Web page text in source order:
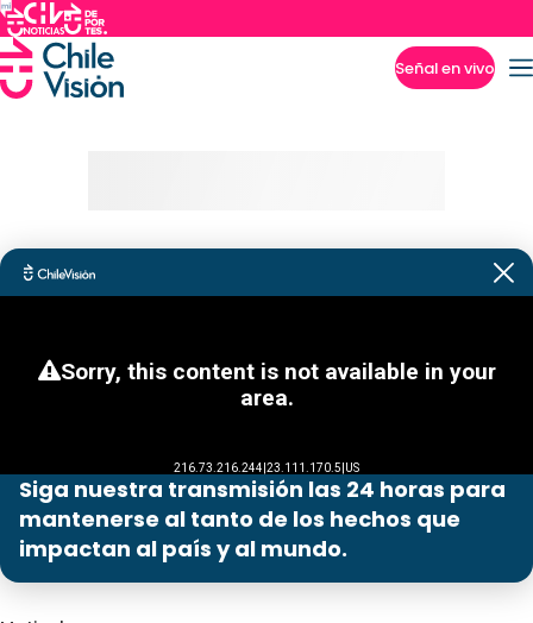
Señal en vivo
Siga nuestra transmisión las 24 horas para
mantenerse al tanto de los hechos que
impactan al país y al mundo.
Programas